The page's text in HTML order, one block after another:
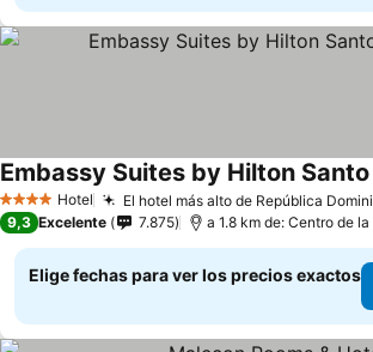
4 EstrellasHotel El hotel más alto de República
Embassy Suites by Hilton
9,3 Excelente 7.875 a 1.8 km de: Centro de
Elige fechas para ver los precios exactos